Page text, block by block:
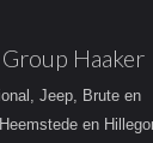
Haaker
Jeep, Brute en
en